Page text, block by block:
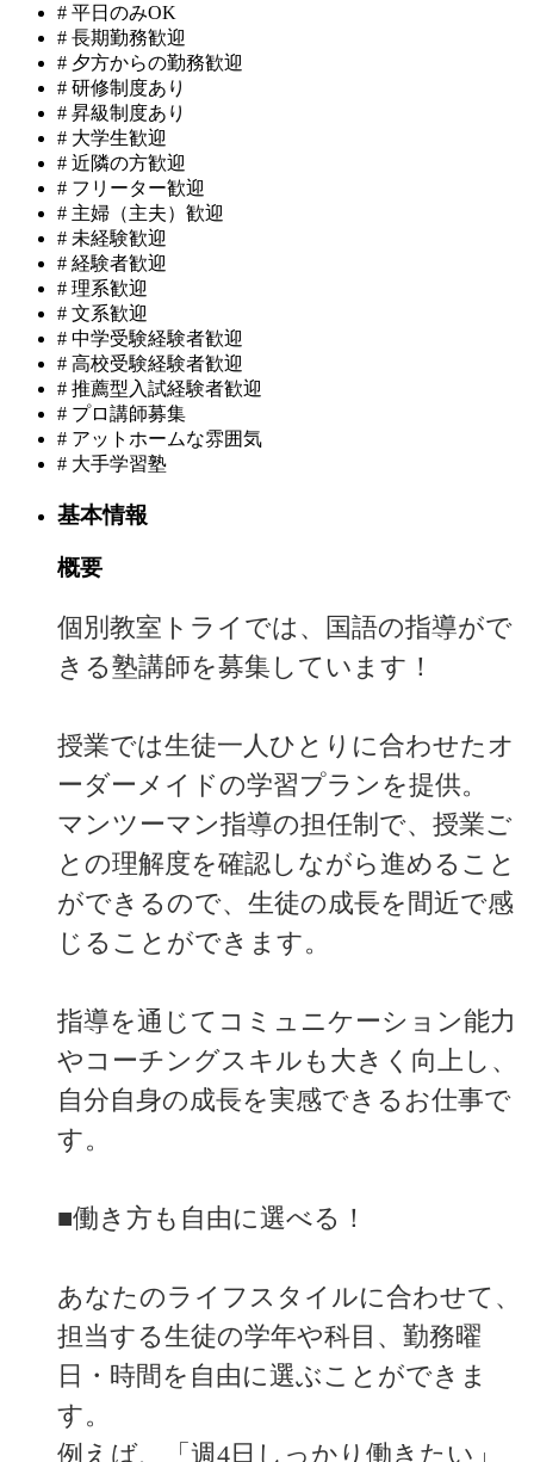
# 平日のみOK
# 長期勤務歓迎
# 夕方からの勤務歓迎
# 研修制度あり
# 昇級制度あり
# 大学生歓迎
# 近隣の方歓迎
# フリーター歓迎
# 主婦（主夫）歓迎
# 未経験歓迎
# 経験者歓迎
# 理系歓迎
# 文系歓迎
# 中学受験経験者歓迎
# 高校受験経験者歓迎
# 推薦型入試経験者歓迎
# プロ講師募集
# アットホームな雰囲気
# 大手学習塾
基本情報
概要
個別教室トライでは、国語の指導がで
きる塾講師を募集しています！
授業では生徒一人ひとりに合わせたオ
ーダーメイドの学習プランを提供。
マンツーマン指導の担任制で、授業ご
との理解度を確認しながら進めること
ができるので、生徒の成長を間近で感
じることができます。
指導を通じてコミュニケーション能力
やコーチングスキルも大きく向上し、
自分自身の成長を実感できるお仕事で
す。
■働き方も自由に選べる！
あなたのライフスタイルに合わせて、
担当する生徒の学年や科目、勤務曜
日・時間を自由に選ぶことができま
す。
例えば、「週4日しっかり働きたい」